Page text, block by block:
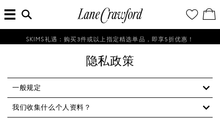
探
的
尚
的
愿
望
单
看
／
修
购
单
入
搜
索
信
息...
SKIMS礼遇：购买3件或以上指定精选单品，即享5折优惠！
隐私政策
一般规定
我们收集什么个人资料？